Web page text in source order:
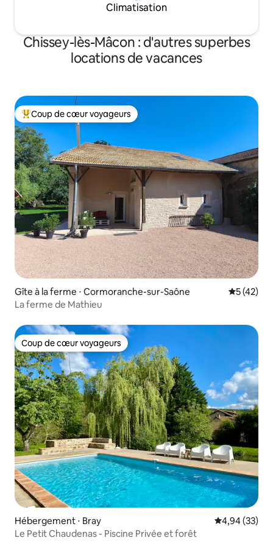
Climatisation
Chissey-lès-Mâcon : d'autres superbes
locations de vacances
Coups de cœur voyageurs les plus appréciés
Coup de cœur voyageurs
Gîte à la ferme ⋅ Cormoranche-sur-Saône
5 (42)
La ferme de Mathieu
Coup de cœur voyageurs
Coup de cœur voyageurs
Hébergement ⋅ Bray Évaluation
4,94 (33)
Le Petit Chaudenas - Piscine Privée et forêt